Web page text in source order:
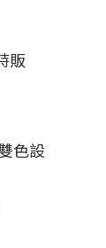
販
色設